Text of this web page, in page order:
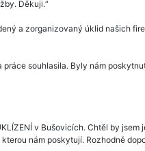
Děkuji.
a zorganizovaný úklid našich
souhlasila. Byly nám
v Bušovicích. Chtěl by jsem
nám poskytují. Rozhodně